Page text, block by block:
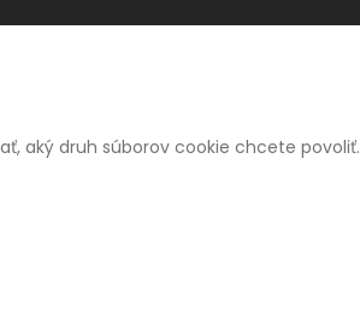
aký druh súborov cookie chcete povoliť.